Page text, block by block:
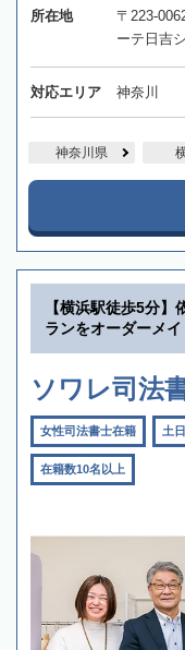
所在地
〒223-
ーテ日吉
対応エリア 神奈川
神奈川県
【横浜駅徒歩5分
ランをオーダーメ
ソワレ司法
女性司法書士在籍 土
在籍数10名以上